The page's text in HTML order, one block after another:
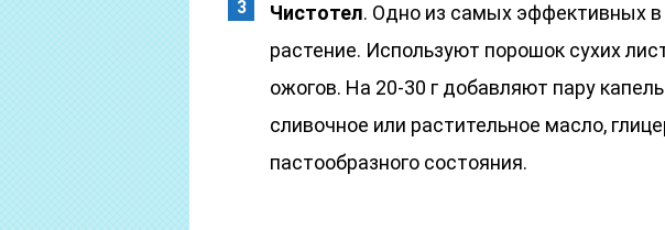
Чистотел. Одно из самых эффективных
растение. Используют порошок сухих
ожогов. На 20-30 г добавляют пару
сливочное или растительное масло,
пастообразного состояния.